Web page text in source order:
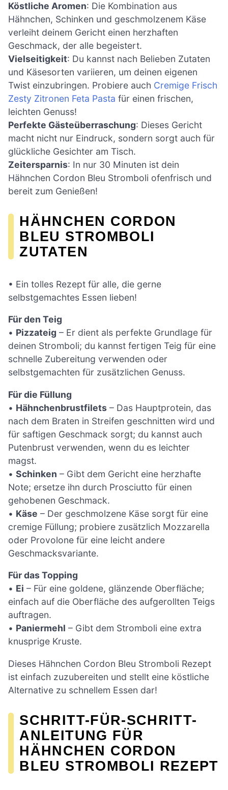
Köstliche Aromen: Die Kombination aus
Hähnchen, Schinken und geschmolzenem Käse
verleiht deinem Gericht einen herzhaften
Geschmack, der alle begeistert.
Vielseitigkeit: Du kannst nach Belieben Zutaten
und Käsesorten variieren, um deinen eigenen
Twist einzubringen. Probiere auch Cremige Frisch
Zesty Zitronen Feta Pasta für einen frischen,
leichten Genuss!
Perfekte Gästeüberraschung: Dieses Gericht
macht nicht nur Eindruck, sondern sorgt auch für
glückliche Gesichter am Tisch.
Zeitersparnis: In nur 30 Minuten ist dein
Hähnchen Cordon Bleu Stromboli ofenfrisch und
bereit zum Genießen!
HÄHNCHEN CORDON
BLEU STROMBOLI
ZUTATEN
• Ein tolles Rezept für alle, die gerne
selbstgemachtes Essen lieben!
Für den Teig
• Pizzateig – Er dient als perfekte Grundlage für
deinen Stromboli; du kannst fertigen Teig für eine
schnelle Zubereitung verwenden oder
selbstgemachten für zusätzlichen Genuss.
Für die Füllung
• Hähnchenbrustfilets – Das Hauptprotein, das
nach dem Braten in Streifen geschnitten wird und
für saftigen Geschmack sorgt; du kannst auch
Putenbrust verwenden, wenn du es leichter
magst.
• Schinken – Gibt dem Gericht eine herzhafte
Note; ersetze ihn durch Prosciutto für einen
gehobenen Geschmack.
• Käse – Der geschmolzene Käse sorgt für eine
cremige Füllung; probiere zusätzlich Mozzarella
oder Provolone für eine leicht andere
Geschmacksvariante.
Für das Topping
• Ei – Für eine goldene, glänzende Oberfläche;
einfach auf die Oberfläche des aufgerollten Teigs
auftragen.
• Paniermehl – Gibt dem Stromboli eine extra
knusprige Kruste.
Dieses Hähnchen Cordon Bleu Stromboli Rezept
ist einfach zuzubereiten und stellt eine köstliche
Alternative zu schnellem Essen dar!
SCHRITT-FÜR-SCHRITT-
ANLEITUNG FÜR
HÄHNCHEN CORDON
BLEU STROMBOLI REZEPT